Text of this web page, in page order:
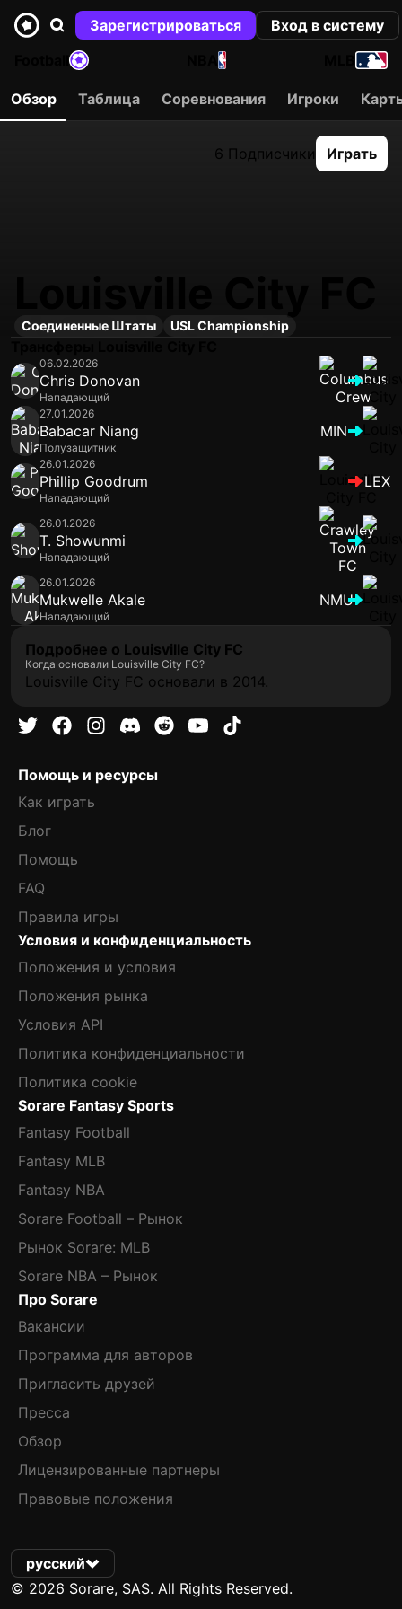
Зарегистрироваться
Вход в систему
NBA
Обзор Таблица Соревнования Игроки
6 Подписчики Играть
Соединенные Штаты USL Championship
06.02.2026
Chris Donovan
Нападающий
27.01.2026
Babacar Niang
Полузащитник
MIN
26.01.2026
Phillip Goodrum
Нападающий
LEX
26.01.2026
T. Showunmi
Нападающий
26.01.2026
Mukwelle Akale
Нападающий
NMU
Подробнее о Louisville City FC
Когда основали Louisville City FC?
Louisville City FC основали в 2014.
Помощь и ресурсы
Как играть
Блог
Помощь
FAQ
Правила игры
Условия и конфиденциальность
Положения и условия
Положения рынка
Условия API
Политика конфиденциальности
Политика cookie
Sorare Fantasy Sports
Fantasy Football
Fantasy MLB
Fantasy NBA
Sorare Football – Рынок
Рынок Sorare: MLB
Sorare NBA – Рынок
Про Sorare
Вакансии
Программа для авторов
Пригласить друзей
Пресса
Обзор
Лицензированные партнеры
Правовые положения
русский
© 2026 Sorare, SAS. All Rights Reserved.